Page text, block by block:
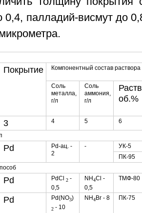
0,4, палладий-висмут до
Покрытие Компонентный состав раствора
Соль
металла,
г/л
Соль
аммония,
г/л
об.%
3 4 5 6
Pd
Pd-ац. -
2
-
УК-5
ПК-95
Pd PdCl 2-
0,5
NH4Cl -
0,5
ТМФ-80
Pd Pd(NO3)
2- 10
NH4 Br - 8 ПК-75